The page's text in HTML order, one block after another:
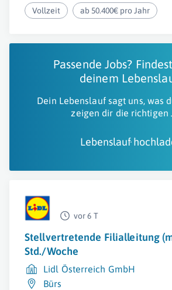
Vollzeit ab 50.400€ pro Jahr
Passende Jobs?
deinem
Dein Lebenslauf sagt uns, was
zeigen dir die richtigen
Lebenslauf
vor 6 T
Stellvertretende Filialleitung
Std./Woche
Lidl Österreich GmbH
Bürs